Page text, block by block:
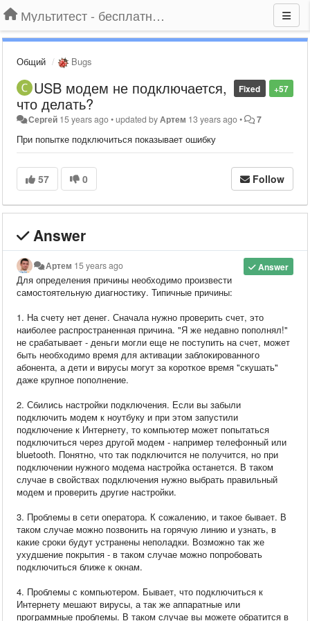
Мультитест - бесплатный подбор провайдера по адресу
Общий Bugs
+57
Fixed
USB модем не подключается,
что делать?
Сергей 15 years ago•updated byАртем 13 years ago• 7
При попытке подключиться показывает ошибку
57 0 Follow
Answer
Answer
Артем 15 years ago
Для определения причины необходимо произвести
самостоятельную диагностику. Типичные причины:
1. На счету нет денег. Сначала нужно проверить счет, это
наиболее распространенная причина. "Я же недавно пополнял!"
не срабатывает - деньги могли еще не поступить на счет, может
быть необходимо время для активации заблокированного
абонента, а дети и вирусы могут за короткое время "скушать"
даже крупное пополнение.
2. Сбились настройки подключения. Если вы забыли
подключить модем к ноутбуку и при этом запустили
подключение к Интернету, то компьютер может попытаться
подключиться через другой модем - например телефонный или
bluetooth. Понятно, что так подключится не получится, но при
подключении нужного модема настройка останется. В таком
случае в свойствах подключения нужно выбрать правильный
модем и проверить другие настройки.
3. Проблемы в сети оператора. К сожалению, и такое бывает. В
таком случае можно позвонить на горячую линию и узнать, в
какие сроки будут устранены неполадки. Возможно так же
ухудшение покрытия - в таком случае можно попробовать
подключиться ближе к окнам.
4. Проблемы с компьютером. Бывает, что подключиться к
Интернету мешают вирусы, а так же аппаратные или
программные проблемы. В таком случае вы можете обратится в